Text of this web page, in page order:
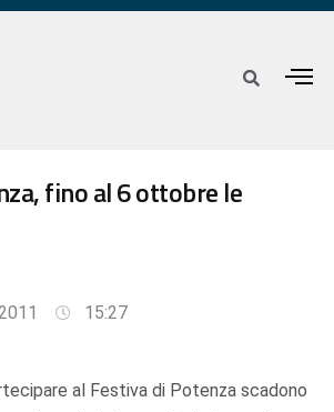
fino al 6 ottobre le
15:27
al Festiva di Potenza scadono